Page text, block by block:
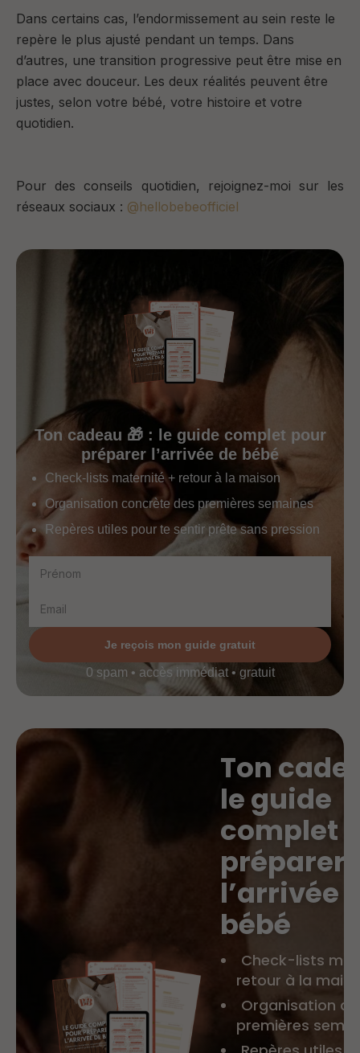
Dans certains cas, l’endormissement au sein reste le
repère le plus ajusté pendant un temps. Dans
d’autres, une transition progressive peut être mise en
place avec douceur. Les deux réalités peuvent être
justes, selon votre bébé, votre histoire et votre
quotidien.
Pour des conseils quotidien, rejoignez-moi sur les
réseaux sociaux : @hellobebeofficiel
Ton cadeau 🎁 : le guide complet pour
préparer l’arrivée de bébé
Check-lists maternité + retour à la maison
Organisation concrète des premières semaines
Repères utiles pour te sentir prête sans pression
Je reçois mon guide gratuit
0 spam • accès immédiat • gratuit
Ton
le guide
complet
préparer
l’arrivée
bébé
Check-lists
retour à la
Organisation
premières